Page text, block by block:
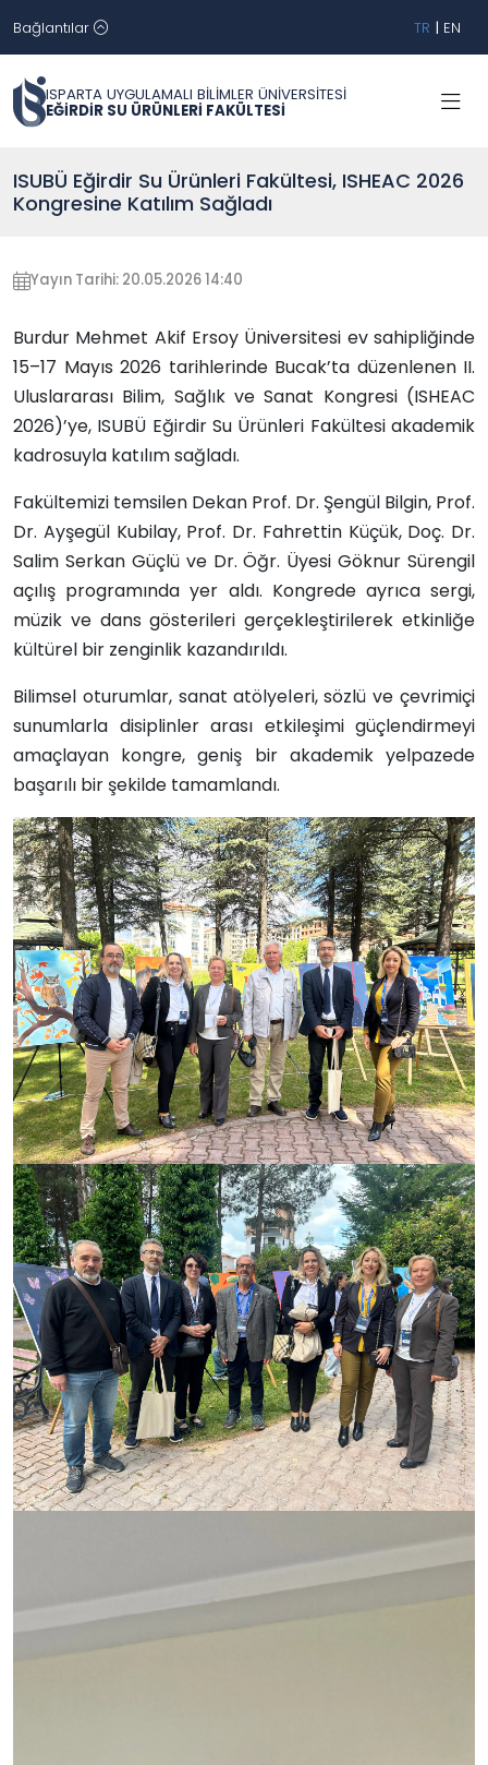
Bağlantılar TR | EN
ISPARTA UYGULAMALI BİLİMLER ÜNİVERSİTESİ
EĞİRDİR SU ÜRÜNLERİ FAKÜLTESİ
ISUBÜ Eğirdir Su Ürünleri Fakültesi, ISHEAC 2026
Kongresine Katılım Sağladı
Yayın Tarihi: 20.05.2026 14:40
Burdur Mehmet Akif Ersoy Üniversitesi ev sahipliğinde
15–17 Mayıs 2026 tarihlerinde Bucak’ta düzenlenen II.
Uluslararası Bilim, Sağlık ve Sanat Kongresi (ISHEAC
2026)’ye, ISUBÜ Eğirdir Su Ürünleri Fakültesi akademik
kadrosuyla katılım sağladı.
Fakültemizi temsilen Dekan Prof. Dr. Şengül Bilgin, Prof.
Dr. Ayşegül Kubilay, Prof. Dr. Fahrettin Küçük, Doç. Dr.
Salim Serkan Güçlü ve Dr. Öğr. Üyesi Göknur Sürengil
açılış programında yer aldı. Kongrede ayrıca sergi,
müzik ve dans gösterileri gerçekleştirilerek etkinliğe
kültürel bir zenginlik kazandırıldı.
Bilimsel oturumlar, sanat atölyeleri, sözlü ve çevrimiçi
sunumlarla disiplinler arası etkileşimi güçlendirmeyi
amaçlayan kongre, geniş bir akademik yelpazede
başarılı bir şekilde tamamlandı.